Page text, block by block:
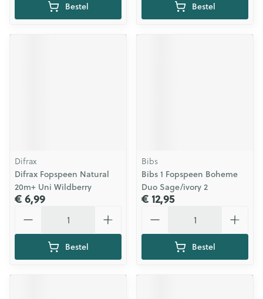
Bestel Bestel
Difrax
Difrax Fopspeen Natural
20m+ Uni Wildberry
€ 6,99
Bestel
Bibs
Bibs 1 Fopspeen Boheme
Duo Sage/ivory 2
€ 12,95
Bestel